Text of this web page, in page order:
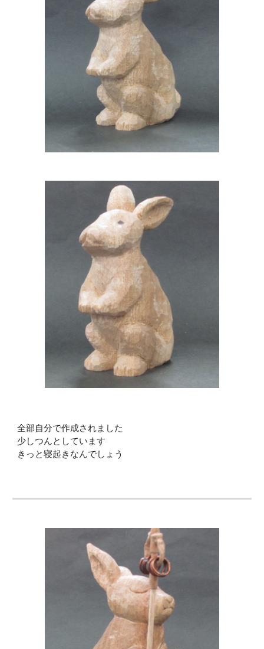
全部自分で作成されました
少しつんとしています
きっと寝起きなんでしょう